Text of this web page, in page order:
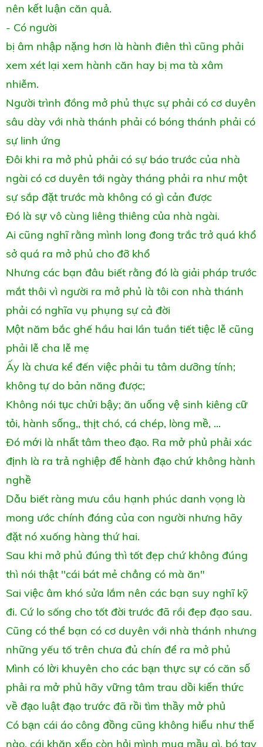
nên kết luận căn quả.
- Có người
bị âm nhập nặng hơn là hành điên thì cũng phải
xem xét lại xem hành căn hay bị ma tà xâm
nhiễm.
Người trình đồng mở phủ thực sự phải có cơ duyên
sâu dày với nhà thánh phải có bóng thánh phải có
sự linh ứng
Đôi khi ra mở phủ phải có sự báo trước của nhà
ngài có cơ duyên tới ngày tháng phải ra như một
sự sắp đặt trước mà không có gì cản được
Đó là sự vô cùng liêng thiêng của nhà ngài.
Ai cũng nghĩ rằng mình long đong trắc trở quá khổ
sở quá ra mở phủ cho đỡ khổ
Nhưng các bạn đâu biết rằng đó là giải pháp trước
mắt thôi vì người ra mở phủ là tôi con nhà thánh
phải có nghĩa vụ phụng sự cả đời
Một năm bắc ghế hầu hai lần tuần tiết tiệc lễ cũng
phải lễ cha lễ mẹ
Ấy là chưa kể đến việc phải tu tâm dưỡng tính;
không tự do bản năng được;
Không nói tục chửi bậy; ăn uống vệ sinh kiêng cữ
tỏi, hành sống,, thịt chó, cá chép, lòng mề, ...
Đó mới là nhất tâm theo đạo. Ra mở phủ phải xác
định là ra trả nghiệp để hành đạo chứ không hành
nghề
Dẫu biết ràng mưu cầu hạnh phúc danh vọng là
mong ước chính đáng của con người nhưng hãy
đặt nó xuống hàng thứ hai.
Sau khi mở phủ đúng thì tốt đẹp chứ không đúng
thì nói thật ''cái bát mẻ chẳng có mà ăn"
Sai việc âm khó sửa lắm nên các bạn suy nghĩ kỹ
đi. Cứ lo sống cho tốt đời trước đã rồi đẹp đạo sau.
Cũng có thể bạn có cơ duyên với nhà thánh nhưng
những yếu tố trên chưa đủ chín để ra mở phủ
Mình có lời khuyên cho các bạn thực sự có căn số
phải ra mở phủ hãy vững tâm trau dồi kiến thức
về đạo luật đạo trước đã rồi tìm thầy mở phủ
Có bạn cái áo công đồng cũng không hiểu như thế
nào, cái khăn xếp còn hỏi mình mua mầu gì, bó tay